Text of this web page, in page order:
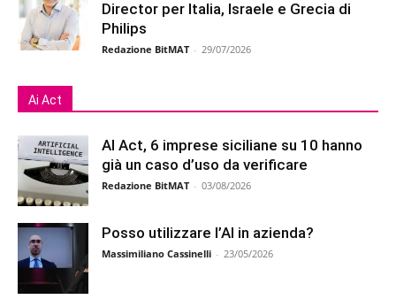
Director per Italia, Israele e Grecia di
Philips
Redazione BitMAT - 29/07/2026
Ai Act
AI Act, 6 imprese siciliane su 10 hanno
già un caso d’uso da verificare
Redazione BitMAT - 03/08/2026
Posso utilizzare l’AI in azienda?
Massimiliano Cassinelli - 23/05/2026